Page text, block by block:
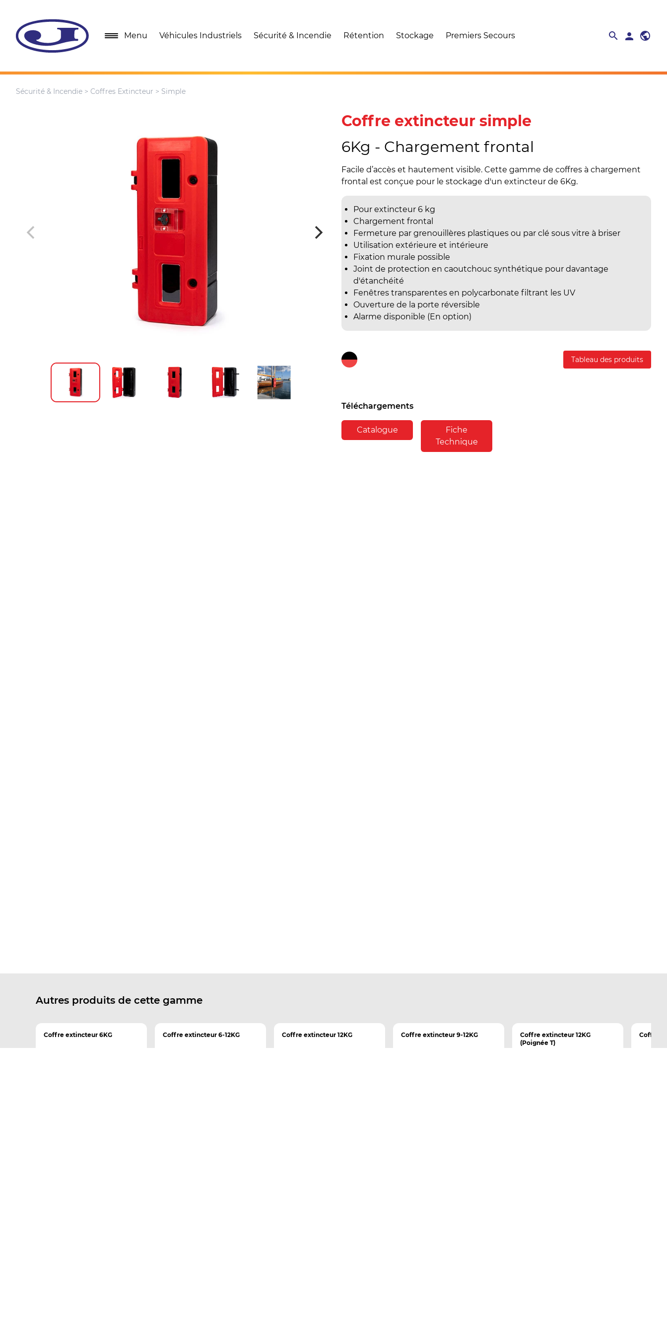
Menu Véhicules Industriels Sécurité & Incendie Rétention Stockage Premiers Secours searchclose
search person public
Sécurité & Incendie > Coffres Extincteur > Simple
Coffre extincteur simple
6Kg - Chargement frontal
Facile d’accès et hautement visible. Cette gamme de coffres à chargement
frontal est conçue pour le stockage d'un extincteur de 6Kg.
Pour extincteur 6 kg
Chargement frontal
Fermeture par grenouillères plastiques ou par clé sous vitre à briser
Utilisation extérieure et intérieure
Fixation murale possible
Joint de protection en caoutchouc synthétique pour davantage
d'étanchéité
Fenêtres transparentes en polycarbonate filtrant les UV
Ouverture de la porte réversible
Alarme disponible (En option)
Tableau des produits
Téléchargements
Catalogue
Fiche
Technique
Autres produits de cette gamme
Coffre extincteur 6KG Coffre extincteur 6-12KG Coffre extincteur 12KG Coffre extincteur 9-12KG
Coffre extincteur 12KG
(Poignée T)
Coffre